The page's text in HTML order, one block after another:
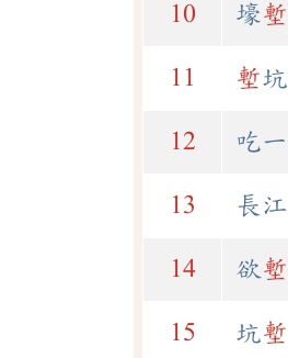
10 壕塹
11 塹坑
12 吃一
13 長
14 欲塹
15 坑塹